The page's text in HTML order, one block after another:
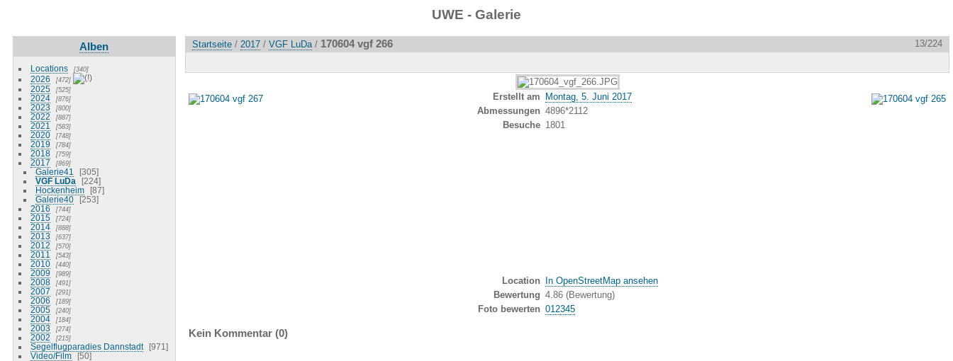
UWE - Galerie
Alben
Locations 340
2026 472
2025 525
2024 876
2023 800
2022 887
2021 583
2020 748
2019 784
2018 759
2017 869
Galerie41
305
VGF LuDa
224
Hockenheim
87
Galerie40
253
2016
744
2015 724
2014 888
2013 637
2012 570
2011 543
2010 440
2009 989
2008 491
2007 291
2006 189
2005 240
2004 184
2003 274
2002 215
Segelflugparadies Dannstadt
971
Video/Film
50
Startseite / 2017 / VGF LuDa / 170604 vgf 266 13/224
Erstellt am
Montag, 5. Juni 2017
Abmessungen 4896*2112
Besuche 1801
Location
In OpenStreetMap ansehen
Bewertung 4.86 (Bewertung)
Foto bewerten
Kein Kommentar (0)